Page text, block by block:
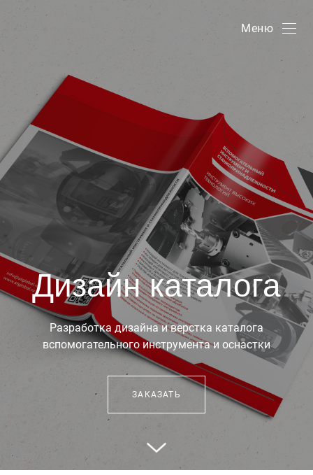
Меню
Дизайн каталога
Разработка дизайна и верстка каталога
вспомогательного инструмента и оснастки
ЗАКАЗАТЬ